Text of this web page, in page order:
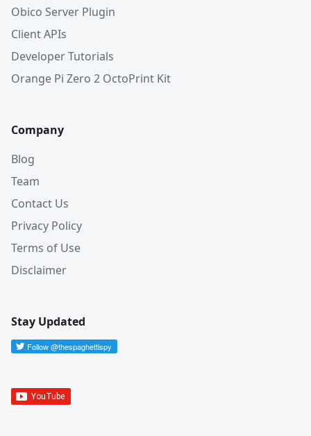
Obico Server Plugin
Client APIs
Developer Tutorials
Orange Pi Zero 2 OctoPrint Kit
Company
Blog
Team
Contact Us
Privacy Policy
Terms of Use
Disclaimer
Stay Updated